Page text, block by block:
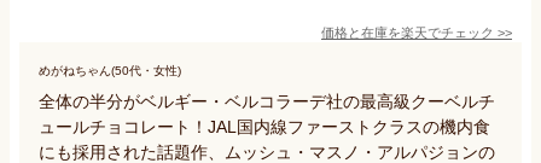
価格と在庫を楽天でチェック >>
めがねちゃん(50代・女性)
全体の半分がベルギー・ベルコラーデ社の最高級クーベルチ
ュールチョコレート！JAL国内線ファーストクラスの機内食
にも採用された話題作、ムッシュ・マスノ・アルパジョンの